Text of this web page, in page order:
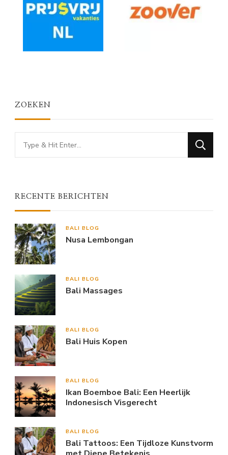
ZOEKEN
Looking
for
RECENTE BERICHTEN
BALI BLOG
Nusa Lembongan
BALI BLOG
Bali Massages
BALI BLOG
Bali Huis Kopen
BALI BLOG
Ikan Boemboe Bali: Een Heerlijk
Indonesisch Visgerecht
BALI BLOG
Bali Tattoos: Een Tijdloze Kunstvorm